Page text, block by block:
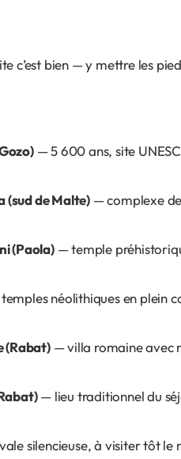
c’est bien — y mettre les
— 5 600 ans, site
(sud de Malte) — complexe
(Paola) — temple
néolithiques en plein
(Rabat) — villa romaine avec
— lieu traditionnel du
silencieuse, à visiter tôt le